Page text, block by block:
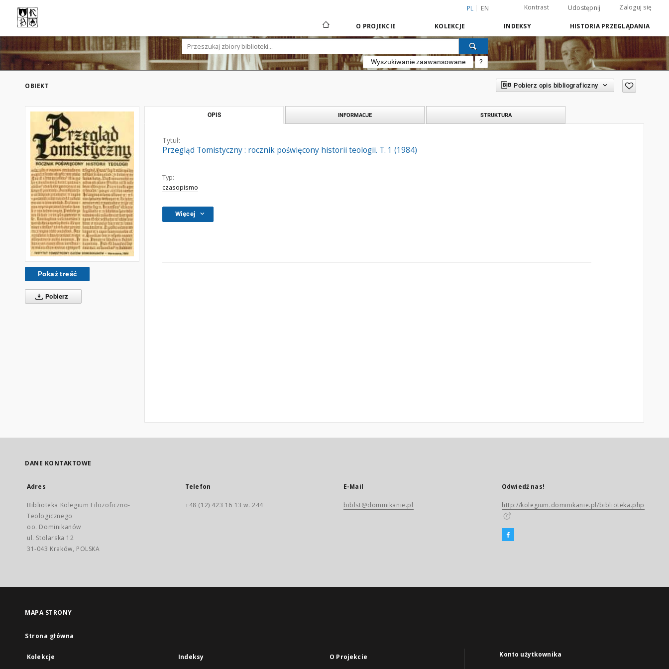
PL EN Kontrast Udostępnij Zaloguj się
O PROJEKCIE KOLEKCJE INDEKSY HISTORIA PRZEGLĄDANIA
Wyszukiwanie zaawansowane ?
OBIEKT Pobierz opis bibliograficzny
Pokaż treść
Pobierz
OPIS INFORMACJE STRUKTURA
Tytuł:
Przegląd Tomistyczny : rocznik poświęcony historii teologii. T. 1 (1984)
Typ:
czasopismo
Więcej
DANE KONTAKTOWE
Adres
Biblioteka Kolegium Filozoficzno-
Teologicznego
oo. Dominikanów
ul. Stolarska 12
31-043 Kraków, POLSKA
Telefon
+48 (12) 423 16 13 w. 244
E-Mail
biblst@dominikanie.pl
Odwiedź nas!
http://kolegium.dominikanie.pl/biblioteka.php
MAPA STRONY
Strona główna
Kolekcje Indeksy O Projekcie Konto użytkownika